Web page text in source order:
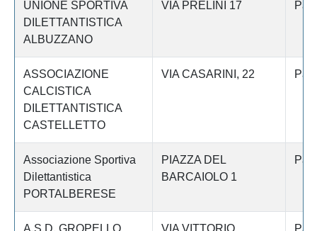
UNIONE SPORTIVA
DILETTANTISTICA
ALBUZZANO
VIA PRELINI 17
ASSOCIAZIONE
CALCISTICA
DILETTANTISTICA
CASTELLETTO
VIA CASARINI, 22
Associazione Sportiva
Dilettantistica
PORTALBERESE
PIAZZA DEL
BARCAIOLO 1